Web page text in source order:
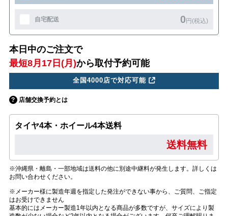
自宅配送 0円(税込)
本日中のご注文で
最短8月17日(月)から取付予約可能
全国4000店で対応可能
店舗交換予約とは
タイヤ4本・ホイール4本送料
送料無料
※沖縄県・離島・一部地域は送料の他に別途中継料が発生します。詳しくは
お問い合わせください。
※メーカー様に製造年週を指定した発注ができない事から、ご質問、ご指定
はお受けできません
基本的にはメーカー製造1年以内となる商品が多数ですが、サイズにより製